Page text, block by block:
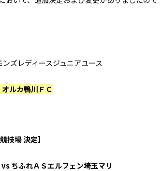
ズレディースジュニアユース
ルカ鴨川ＦＣ
技場 決定】
ちふれＡＳエルフェン埼玉マリ